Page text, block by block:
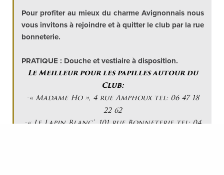
Pour profiter au mieux du charme Avignonnais nous
vous invitons à rejoindre et à quitter le club par la rue
bonneterie.
PRATIQUE : Douche et vestiaire à disposition.
Le Meilleur pour les papilles autour du
Club:
-« Madame Ho », 4 rue Amphoux tel: 06 47 18
22 62
-« Le Lapin Blanc’, 101 rue Bonneterie tel: 04